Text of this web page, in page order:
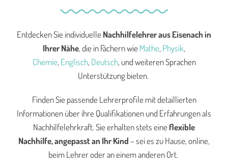
Entdecken Sie individuelle Nachhilfelehrer aus Eisenachin
Ihrer Nähe, die in Fächern wie Mathe,Physik,
Chemie,Englisch,Deutsch, und weiteren Sprachen
Unterstützung bieten.
Finden Sie passende Lehrerprofile mit detaillierten
Informationen über ihre Qualifikationen und Erfahrungen als
Nachhilfelehrkraft. Sie erhalten stets eineflexible
Nachhilfe, angepasst an Ihr Kind – sei es zu Hause, online,
beim Lehrer oder an einem anderen Ort.